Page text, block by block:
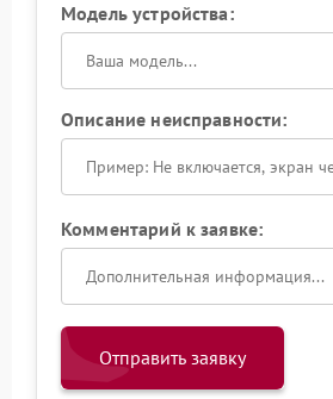
Модель устройства:
Описание неисправности:
Комментарий к заявке:
Отправить заявку